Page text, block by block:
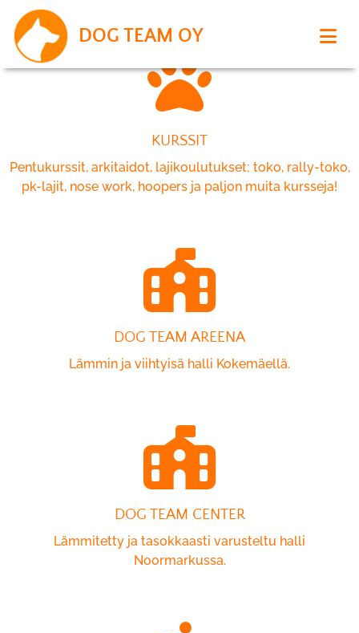
DOG TEAM OY
KURSSIT
Pentukurssit, arkitaidot, lajikoulutukset; toko, rally-toko,
pk-lajit, nose work, hoopers ja paljon muita kursseja!
DOG TEAM AREENA
Lämmin ja viihtyisä halli Kokemäellä.
DOG TEAM CENTER
Lämmitetty ja tasokkaasti varusteltu halli
Noormarkussa.